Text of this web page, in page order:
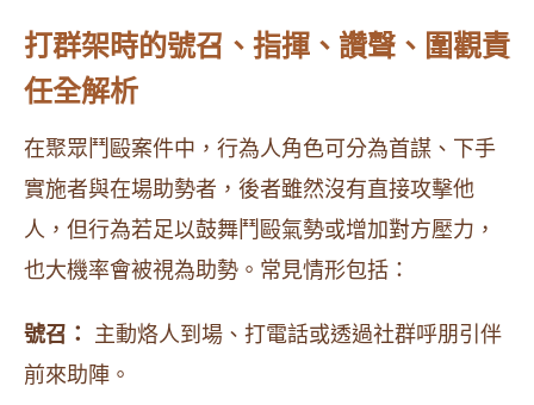
打群架時的號召、指揮、讚聲、圍觀責
任全解析
在聚眾鬥毆案件中，行為人角色可分為首謀、下手
實施者與在場助勢者，後者雖然沒有直接攻擊他
人，但行為若足以鼓舞鬥毆氣勢或增加對方壓力，
也大機率會被視為助勢。常見情形包括：
號召：
主動烙人到場、打電話或透過社群呼朋引伴
前來助陣。